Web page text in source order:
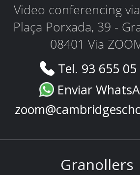
Video conferencing
Plaça Porxada, 39 -
08401 Via
Tel. 93 655
Enviar
Granollers